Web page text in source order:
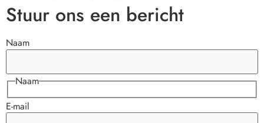
Stuur ons een bericht
Naam
Naam
E-mail